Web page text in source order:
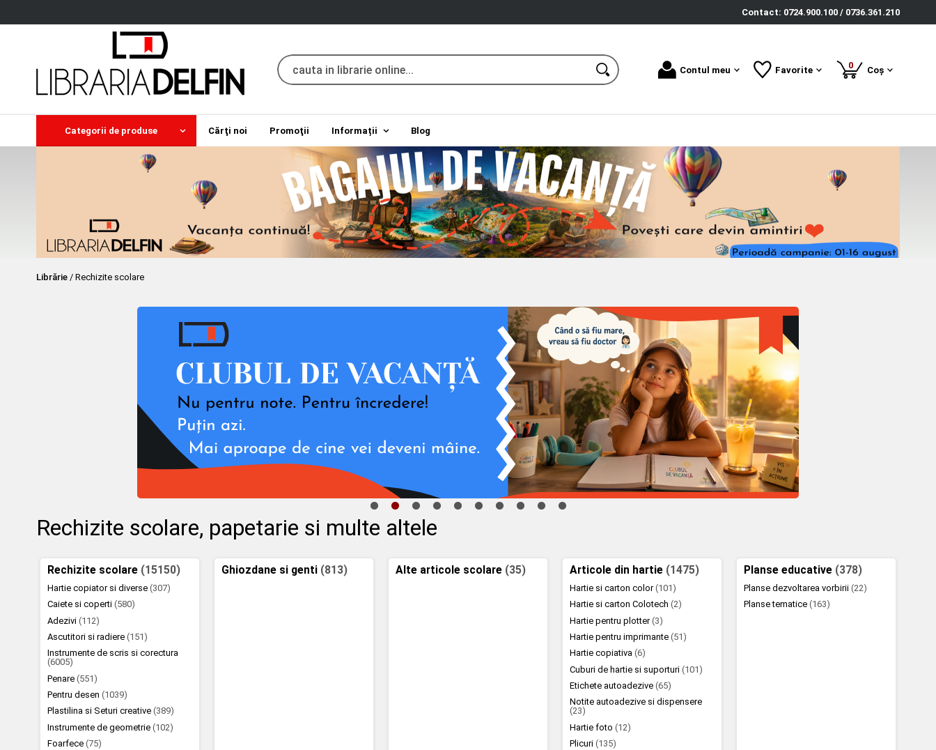
Contact: 0724.900.100 / 0736.361.210
Contul meu Favorite 0produse
Coș
Categorii de produse Cărţi noi Promoţii Informații Blog
Librărie / Rechizite scolare
Rechizite scolare, papetarie si multe altele
Rechizite scolare (15150)
Hartie copiator si diverse(307)
Caiete si coperti(580)
Adezivi(112)
Ascutitori si radiere(151)
Instrumente de scris si corectura
(6005)
Penare(551)
Pentru desen(1039)
Plastilina si Seturi creative(389)
Instrumente de geometrie(102)
Foarfece(75)
Ghiozdane si genti (813) Alte articole scolare (35) Articole din hartie (1475)
Hartie si carton color(101)
Hartie si carton Colotech(2)
Hartie pentru plotter(3)
Hartie pentru imprimante(51)
Hartie copiativa(6)
Cuburi de hartie si suporturi(101)
Etichete autoadezive(65)
Notite autoadezive si dispensere
(23)
Hartie foto(12)
Plicuri(135)
Planse educative (378)
Planse dezvoltarea vorbirii(22)
Planse tematice(163)